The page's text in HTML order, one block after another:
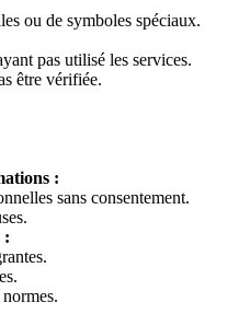
ou de symboles spéciaux.
pas utilisé les services.
être vérifiée.
:
sans consentement.
: